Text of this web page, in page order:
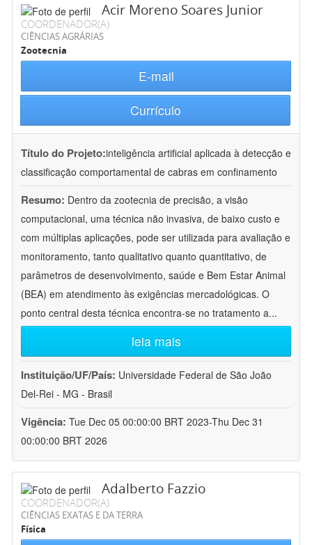
Acir Moreno Soares Junior
COORDENADOR(A)
CIÊNCIAS AGRÁRIAS
Zootecnia
E-mail
Currículo
Título do Projeto:inteligência artificial aplicada à detecção e
classificação comportamental de cabras em confinamento
Resumo: Dentro da zootecnia de precisão, a visão
computacional, uma técnica não invasiva, de baixo custo e
com múltiplas aplicações, pode ser utilizada para avaliação e
monitoramento, tanto qualitativo quanto quantitativo, de
parâmetros de desenvolvimento, saúde e Bem Estar Animal
(BEA) em atendimento às exigências mercadológicas. O
ponto central desta técnica encontra-se no tratamento a...
leia mais
Instituição/UF/País: Universidade Federal de São João
Del-Rei - MG - Brasil
Vigência: Tue Dec 05 00:00:00 BRT 2023-Thu Dec 31
00:00:00 BRT 2026
Adalberto Fazzio
COORDENADOR(A)
CIÊNCIAS EXATAS E DA TERRA
Física